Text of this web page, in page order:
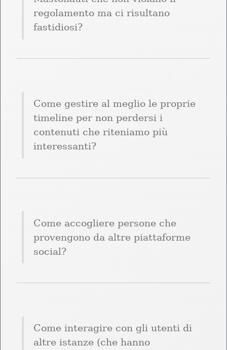
regolamento ma ci risultano
fastidiosi?
Come gestire al meglio le proprie
timeline per non perdersi i
contenuti che riteniamo più
interessanti?
Come accogliere persone che
provengono da altre piattaforme
social?
Come interagire con gli utenti di
altre istanze (che hanno